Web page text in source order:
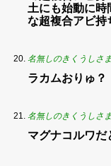
土にも始動に時
な超複合アビ持
名無しのきくうしさま
ラカムおりゅ？
名無しのきくうしさま
マグナコルワだ